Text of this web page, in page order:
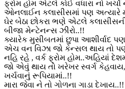
ફ્રોમ હોમ એટલે કોઈ વધારા નો ખર્ચો
ઓનલાઈન કલાસીસમાં પણ અત્યારે
ઘેર બેઠા છોકરા ભણે એટલે
બીજા મેન્ટેનન્સ ઝીરો..!!
ક્યારેક મુસીબતમાં છુપા આશીર્વાદ
એચ વન વિઝા જો કેન્સલ થાય તો
નહિ રહે , વર્ક ફ્રોમ હોમ..અહિયાં
જો એવું થાય તો ખરેખર સ્વર્ગ
ખર્ચવાનું રૂપિયામાં..!!
મારા જેવા ને તો ગોળના ગાડા દેખાય..!!